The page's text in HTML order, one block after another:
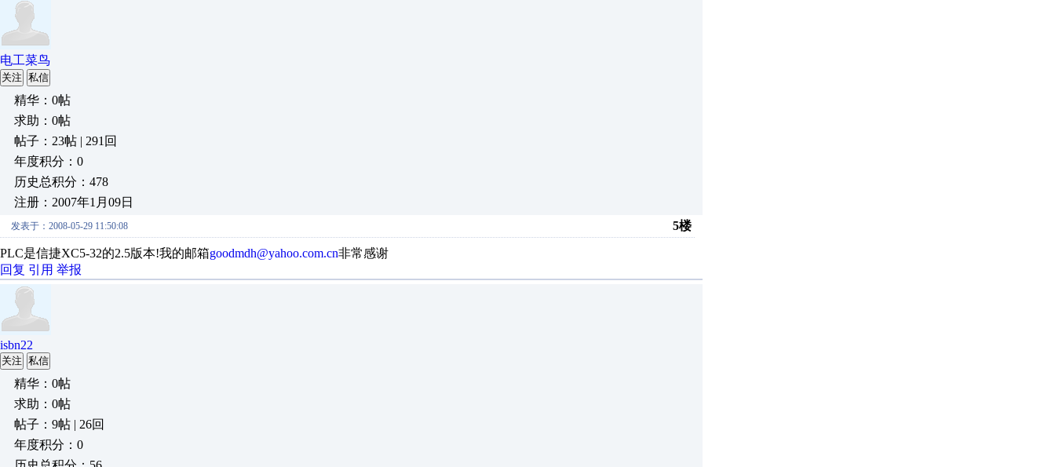
电工菜鸟
关注 私信
精华：0帖
求助：0帖
帖子：23帖 | 291回
年度积分：0
历史总积分：478
注册：2007年1月09日
发表于：2008-05-29 11:50:08 5楼
PLC是信捷XC5-32的2.5版本!我的邮箱goodmdh@yahoo.com.cn非常感谢
回复 引用 举报
isbn22
关注 私信
精华：0帖
求助：0帖
帖子：9帖 | 26回
年度积分：0